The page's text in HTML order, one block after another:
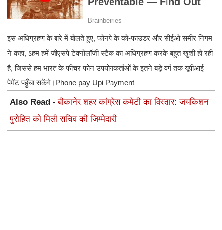
इस अधिग्रहण के बारे में बोलते हुए, फोनपे के को-फाउंडर और सीईओ समीर निगम
ने कहा, ऽहम हमें जीएसपे टेक्नोलॉजी स्टैक का अधिग्रहण करके बहुत खुशी हो रही
है, जिससे हम भारत के फीचर फोन उपयोगकर्ताओं के इतने बड़े वर्ग तक यूपीआई
पेमेंट पहुँचा सकेंगे।Phone pay Upi Payment
Also Read -बीकानेर शहर कांग्रेस कमेटी का विस्तार: जयकिशन
पुरोहित को मिली सचिव की जिम्मेदारी